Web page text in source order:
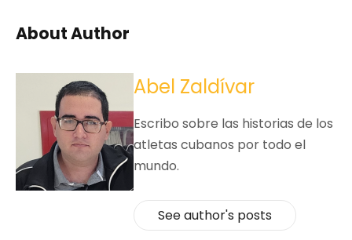
About Author
Abel Zaldívar
Escribo sobre las historias de los
atletas cubanos por todo el
mundo.
See author's posts